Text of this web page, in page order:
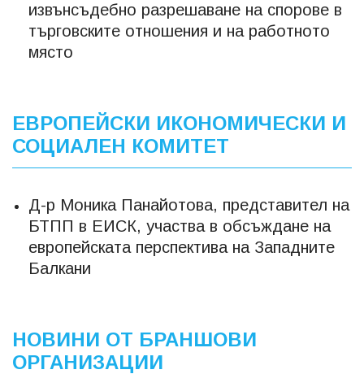
извънсъдебно разрешаване на спорове в
търговските отношения и на работното
място
ЕВРОПЕЙСКИ ИКОНОМИЧЕСКИ И
СОЦИАЛЕН КОМИТЕТ
Д-р Моника Панайотова, представител на
БТПП в ЕИСК, участва в обсъждане на
европейската перспектива на Западните
Балкани
НОВИНИ ОТ БРАНШОВИ
ОРГАНИЗАЦИИ